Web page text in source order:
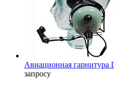
Авиационная гарнитура
запросу